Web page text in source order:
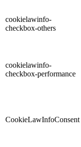
cookielawinfo-
checkbox-others
cookielawinfo-
checkbox-performance
CookieLawInfoConsent